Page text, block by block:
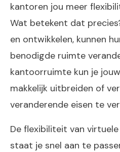
kantoren jou meer
Wat betekent dat
en ontwikkelen, kunnen
benodigde ruimte
kantoorruimte kun je
makkelijk uitbreiden of
veranderende eisen te
De flexibiliteit van
staat je snel aan te